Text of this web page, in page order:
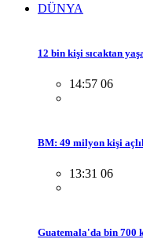
DÜNYA
12 bin kişi sıcaktan
14:57 06
BM: 49 milyon kişi
13:31 06
Guatemala'da bin 700